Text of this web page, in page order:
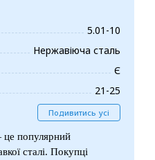
5.01-10
Нержавіюча сталь
Є
21-25
Подивитись усі
популярний
сталі. Покупці